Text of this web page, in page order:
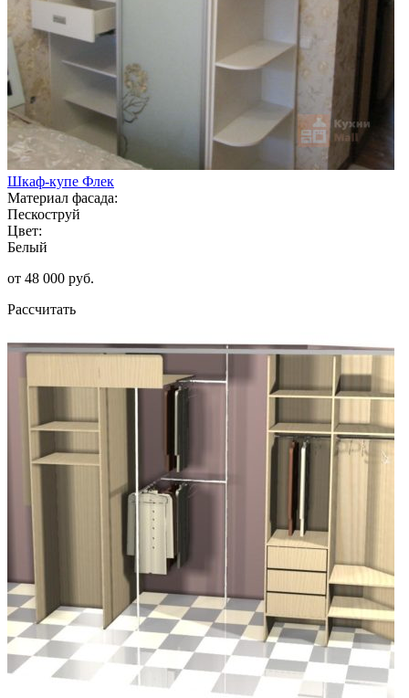
Шкаф-купе Флек
Материал фасада:
Пескоструй
Цвет:
Белый
от 48 000 руб.
Рассчитать